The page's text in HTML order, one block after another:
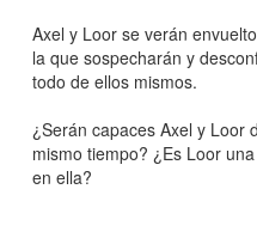
Axel y Loor se verán
la que sospecharán y
todo de ellos mismos.
¿Serán capaces Axel y Loor
mismo tiempo? ¿Es Loor
en ella?